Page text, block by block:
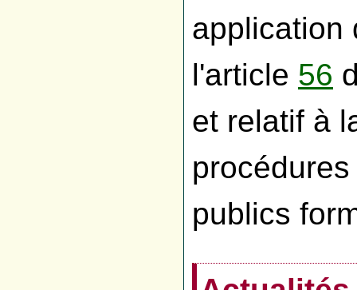
l'article 56
et relatif à
publics